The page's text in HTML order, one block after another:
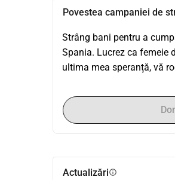
Povestea campaniei de
Strâng bani pentru a
Spania. Lucrez ca femeie
ultima mea speranță, vă
Actualizăriinfo